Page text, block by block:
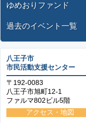
ゆめおりファンド
過去のイベント一覧
八王子市
市民活動支援センター
〒192-0083
八王子市旭町12-1
ファルマ802ビル5階
アクセス・地図